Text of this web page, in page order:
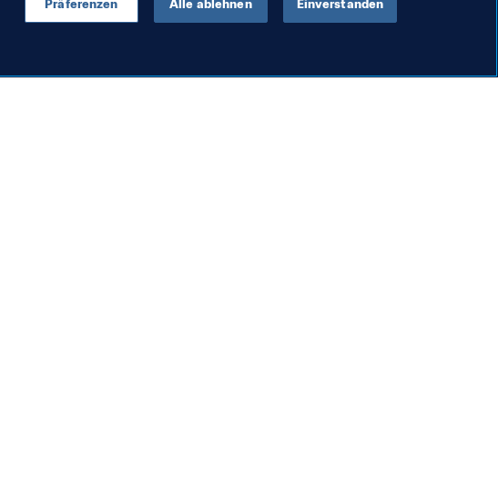
Präferenzen Alle ablehnen Einverstanden